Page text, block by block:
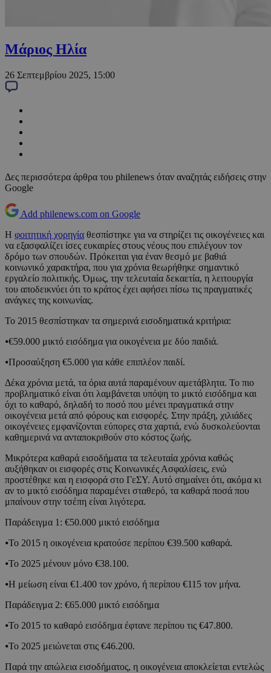
Μάριος Ηλία
26 Σεπτεμβρίου 2025, 15:00
Δες περισσότερα άρθρα του philenews όταν αναζητάς ειδήσεις στην
Google
Add philenews.com on Google
Η φοιτητική χορηγία θεσπίστηκε για να στηρίζει τις οικογένειες και
να εξασφαλίζει ίσες ευκαιρίες στους νέους που επιλέγουν τον
δρόμο των σπουδών. Πρόκειται για έναν θεσμό με βαθιά
κοινωνικό χαρακτήρα, που για χρόνια θεωρήθηκε σημαντικό
εργαλείο πολιτικής. Όμως, την τελευταία δεκαετία, η λειτουργία
του αποδεικνύει ότι το κράτος έχει αφήσει πίσω τις πραγματικές
ανάγκες της κοινωνίας.
Το 2015 θεσπίστηκαν τα σημερινά εισοδηματικά κριτήρια:
⦁€59.000 μικτό εισόδημα για οικογένεια με δύο παιδιά.
⦁Προσαύξηση €5.000 για κάθε επιπλέον παιδί.
Δέκα χρόνια μετά, τα όρια αυτά παραμένουν αμετάβλητα. Το πιο
προβληματικό είναι ότι λαμβάνεται υπόψη το μικτό εισόδημα και
όχι το καθαρό, δηλαδή το ποσό που μένει πραγματικά στην
οικογένεια μετά από φόρους και εισφορές. Στην πράξη, χιλιάδες
οικογένειες εμφανίζονται εύπορες στα χαρτιά, ενώ δυσκολεύονται
καθημερινά να ανταποκριθούν στο κόστος ζωής.
Μικρότερα καθαρά εισοδήματα τα τελευταία χρόνια καθώς
αυξήθηκαν οι εισφορές στις Κοινωνικές Ασφαλίσεις, ενώ
προστέθηκε και η εισφορά στο ΓεΣΥ. Αυτό σημαίνει ότι, ακόμα κι
αν το μικτό εισόδημα παραμένει σταθερό, τα καθαρά ποσά που
μπαίνουν στην τσέπη είναι λιγότερα.
Παράδειγμα 1: €50.000 μικτό εισόδημα
⦁Το 2015 η οικογένεια κρατούσε περίπου €39.500 καθαρά.
⦁Το 2025 μένουν μόνο €38.100.
⦁Η μείωση είναι €1.400 τον χρόνο, ή περίπου €115 τον μήνα.
Παράδειγμα 2: €65.000 μικτό εισόδημα
⦁Το 2015 το καθαρό εισόδημα έφτανε περίπου τις €47.800.
⦁Το 2025 μειώνεται στις €46.200.
Παρά την απώλεια εισοδήματος, η οικογένεια αποκλείεται εντελώς